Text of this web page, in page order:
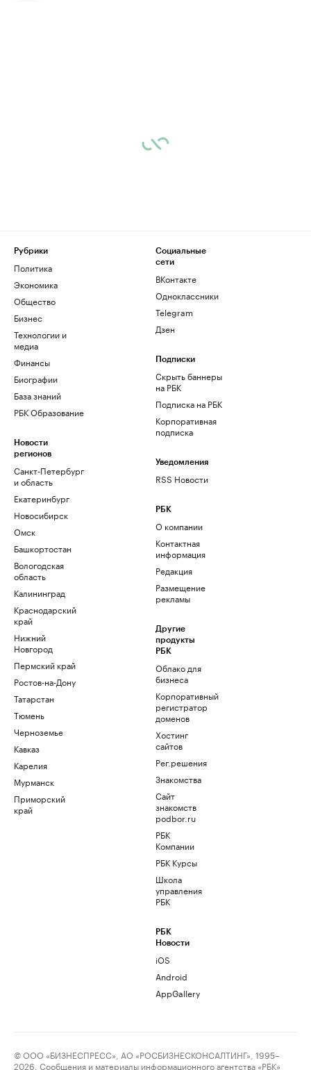
Рубрики
Политика
Экономика
Общество
Бизнес
Технологии и
медиа
Финансы
Биографии
База знаний
РБК Образование
Новости
регионов
Санкт-Петербург
и область
Екатеринбург
Новосибирск
Омск
Башкортостан
Вологодская
область
Калининград
Краснодарский
край
Нижний
Новгород
Пермский край
Ростов-на-Дону
Татарстан
Тюмень
Черноземье
Кавказ
Карелия
Мурманск
Приморский
край
Социальные
сети
ВКонтакте
Одноклассники
Telegram
Дзен
Подписки
Скрыть баннеры
на РБК
Подписка на РБК
Корпоративная
подписка
Уведомления
RSS Новости
РБК
О компании
Контактная
информация
Редакция
Размещение
рекламы
Другие
продукты
РБК
Облако для
бизнеса
Корпоративный
регистратор
доменов
Хостинг
сайтов
Рег.решения
Знакомства
Сайт
знакомств
podbor.ru
РБК
Компании
РБК Курсы
Школа
управления
РБК
РБК
Новости
iOS
Android
AppGallery
© ООО «БИЗНЕСПРЕСС», АО «РОСБИЗНЕСКОНСАЛТИНГ», 1995–
2026. Сообщения и материалы информационного агентства «РБК»